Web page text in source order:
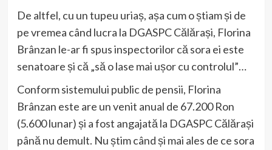
De altfel, cu un tupeu uriaș, așa cum o știam și de
pe vremea când lucra la DGASPC Călărași, Florina
Brânzan le-ar fi spus inspectorilor că sora ei este
senatoare și că „să o lase mai ușor cu controlul”…
Conform sistemului public de pensii, Florina
Brânzan este are un venit anual de 67.200 Ron
(5.600 lunar) și a fost angajată la DGASPC Călărași
până nu demult. Nu știm când și mai ales de ce sora